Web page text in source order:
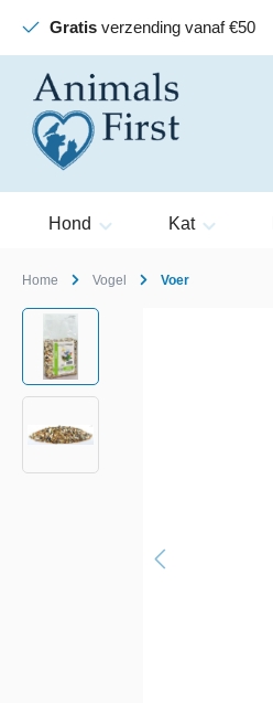
Gratisverzending vanaf €50
Hond Kat
Home Vogel Voer